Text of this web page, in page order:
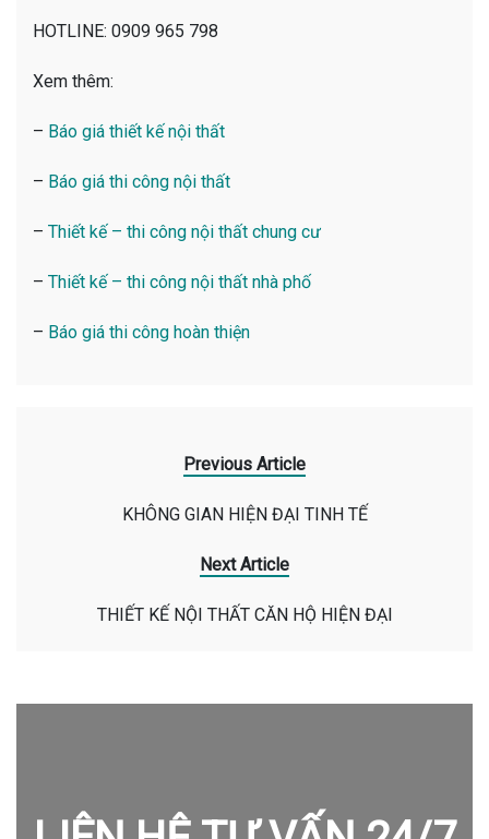
HOTLINE: 0909 965 798
Xem thêm:
– Báo giá thiết kế nội thất
– Báo giá thi công nội thất
– Thiết kế – thi công nội thất chung cư
– Thiết kế – thi công nội thất nhà phố
– Báo giá thi công hoàn thiện
Previous Article
KHÔNG GIAN HIỆN ĐẠI TINH TẾ
Next Article
THIẾT KẾ NỘI THẤT CĂN HỘ HIỆN ĐẠI